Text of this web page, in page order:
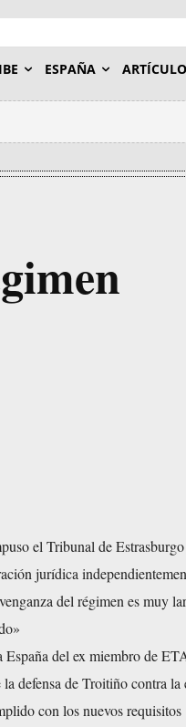
ESPAÑA
el Tribunal de Estrasburgo
jurídica
del régimen es muy
del ex miembro de
defensa de Troitiño contra la
con los nuevos requisitos